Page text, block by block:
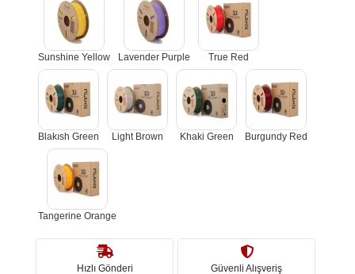
Sunshine Yellow Lavender Purple True Red
Blakısh Green Light Brown Khaki Green Burgundy Red
Tangerine Orange
Hızlı Gönderi Güvenli Alışveriş